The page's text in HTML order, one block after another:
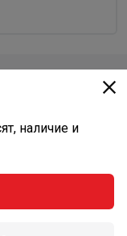
наличие и